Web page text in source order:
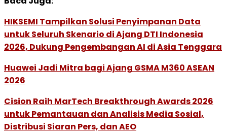
HIKSEMI Tampilkan Solusi Penyimpanan Data
untuk Seluruh Skenario di Ajang DTI Indonesia
2026, Dukung Pengembangan AI di Asia Tenggara
Huawei Jadi Mitra bagi Ajang GSMA M360 ASEAN
2026
Cision Raih MarTech Breakthrough Awards 2026
untuk Pemantauan dan Analisis Media Sosial,
Distribusi Siaran Pers, dan AEO